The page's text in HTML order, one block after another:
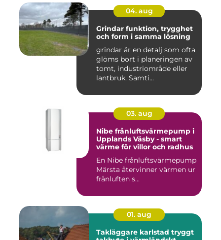
04. aug
Grindar funktion, trygghet
och form i samma lösning
grindar är en detalj som ofta
glöms bort i planeringen av
tomt, industriområde eller
lantbruk. Samti...
03. aug
Nibe frånluftsvärmepump i
Upplands Väsby - smart
värme för villor och radhus
En Nibe frånluftsvärmepump
Märsta återvinner värmen ur
frånluften s...
01. aug
Takläggare karlstad tryggt